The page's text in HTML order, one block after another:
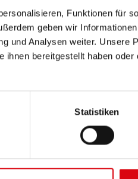
Funktionen für
geben wir
und Analysen weiter. Unsere
bereitgestellt haben
Statistiken
externe